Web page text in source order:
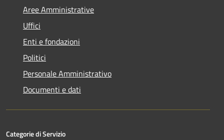
Aree Amministrative
Uffici
Enti e fondazioni
Politici
Personale Amministrativo
Documenti e dati
Categorie di Servizio